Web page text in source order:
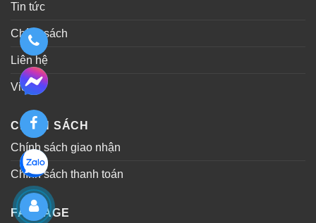
Tin tức
Chính sách
Liên hệ
Video
CHÍNH SÁCH
Chính sách giao nhận
Chính sách thanh toán
FANPAGE